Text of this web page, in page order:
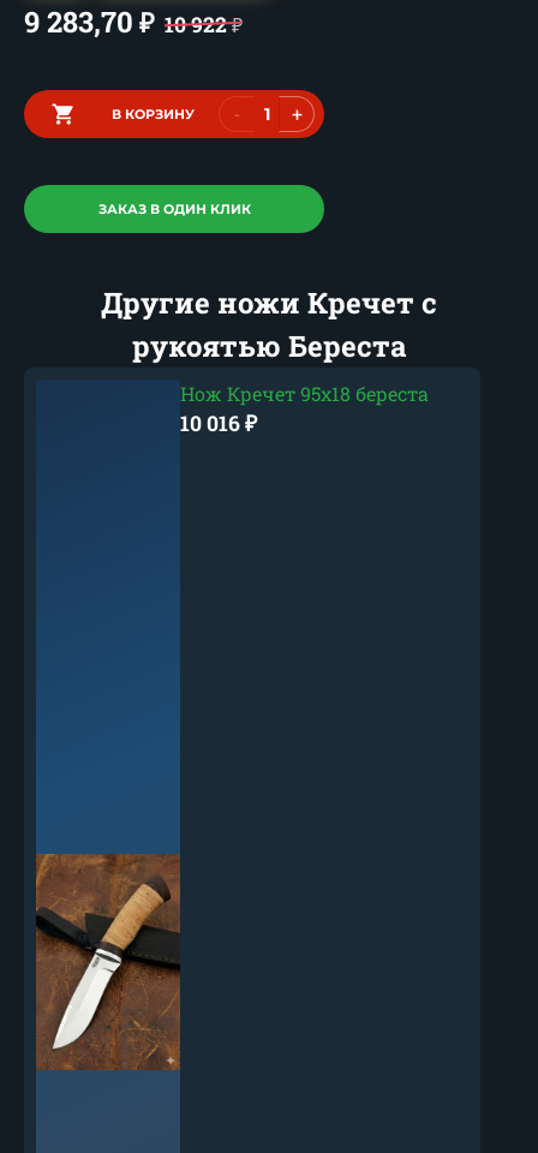
9 283,70 ₽ 10 922₽
В КОРЗИНУ - +
ЗАКАЗ В ОДИН КЛИК
Другие ножи Кречет с
рукоятью Береста
Нож Кречет 95х18 береста
10 016₽